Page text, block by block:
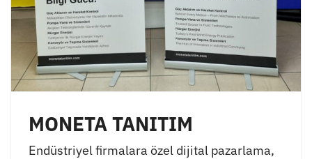
MONETA TANITIM
Endüstriyel firmalara özel dijital pazarlama,